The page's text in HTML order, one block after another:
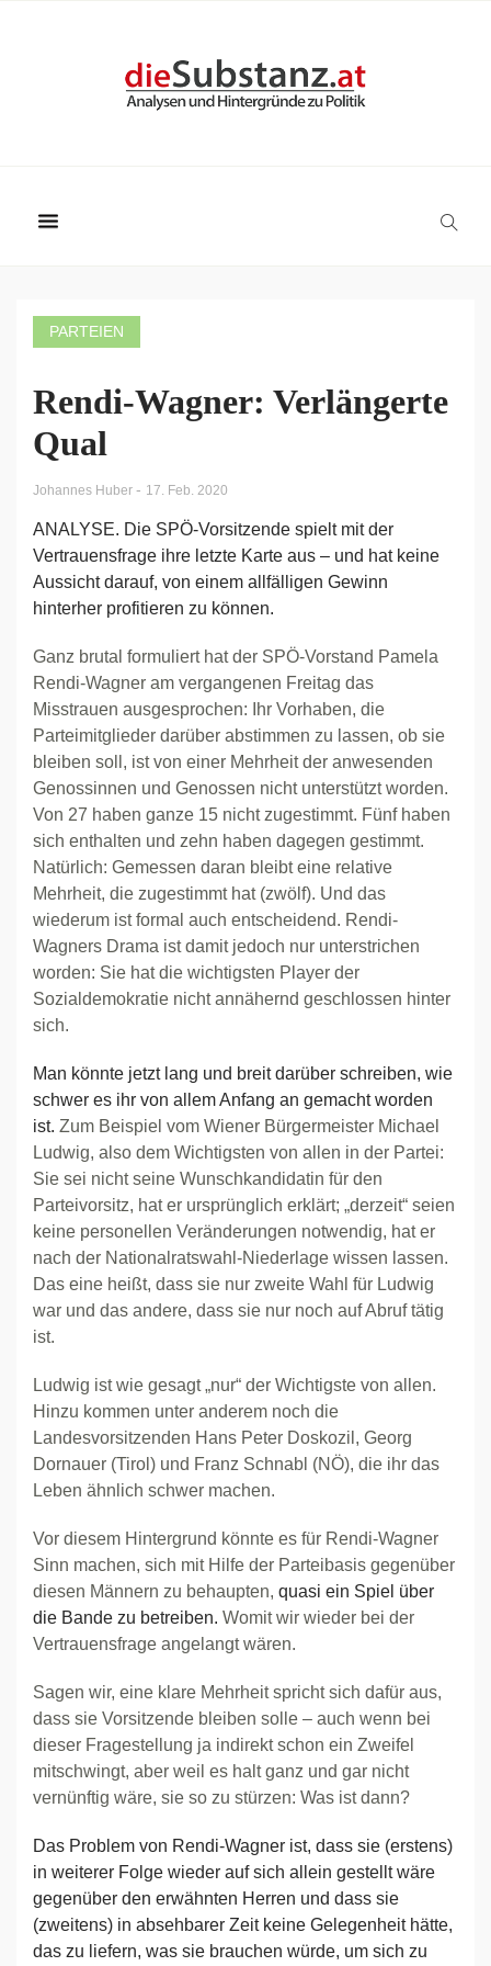
PARTEIEN
Rendi-Wagner: Verlängerte
Qual
Johannes Huber - 17. Feb. 2020
ANALYSE. Die SPÖ-Vorsitzende spielt mit der
Vertrauensfrage ihre letzte Karte aus – und hat keine
Aussicht darauf, von einem allfälligen Gewinn
hinterher profitieren zu können.
Ganz brutal formuliert hat der SPÖ-Vorstand Pamela
Rendi-Wagner am vergangenen Freitag das
Misstrauen ausgesprochen: Ihr Vorhaben, die
Parteimitglieder darüber abstimmen zu lassen, ob sie
bleiben soll, ist von einer Mehrheit der anwesenden
Genossinnen und Genossen nicht unterstützt worden.
Von 27 haben ganze 15 nicht zugestimmt. Fünf haben
sich enthalten und zehn haben dagegen gestimmt.
Natürlich: Gemessen daran bleibt eine relative
Mehrheit, die zugestimmt hat (zwölf). Und das
wiederum ist formal auch entscheidend. Rendi-
Wagners Drama ist damit jedoch nur unterstrichen
worden: Sie hat die wichtigsten Player der
Sozialdemokratie nicht annähernd geschlossen hinter
sich.
Man könnte jetzt lang und breit darüber schreiben, wie
schwer es ihr von allem Anfang an gemacht worden
ist. Zum Beispiel vom Wiener Bürgermeister Michael
Ludwig, also dem Wichtigsten von allen in der Partei:
Sie sei nicht seine Wunschkandidatin für den
Parteivorsitz, hat er ursprünglich erklärt; „derzeit“ seien
keine personellen Veränderungen notwendig, hat er
nach der Nationalratswahl-Niederlage wissen lassen.
Das eine heißt, dass sie nur zweite Wahl für Ludwig
war und das andere, dass sie nur noch auf Abruf tätig
ist.
Ludwig ist wie gesagt „nur“ der Wichtigste von allen.
Hinzu kommen unter anderem noch die
Landesvorsitzenden Hans Peter Doskozil, Georg
Dornauer (Tirol) und Franz Schnabl (NÖ), die ihr das
Leben ähnlich schwer machen.
Vor diesem Hintergrund könnte es für Rendi-Wagner
Sinn machen, sich mit Hilfe der Parteibasis gegenüber
diesen Männern zu behaupten, quasi ein Spiel über
die Bande zu betreiben. Womit wir wieder bei der
Vertrauensfrage angelangt wären.
Sagen wir, eine klare Mehrheit spricht sich dafür aus,
dass sie Vorsitzende bleiben solle – auch wenn bei
dieser Fragestellung ja indirekt schon ein Zweifel
mitschwingt, aber weil es halt ganz und gar nicht
vernünftig wäre, sie so zu stürzen: Was ist dann?
Das Problem von Rendi-Wagner ist, dass sie (erstens)
in weiterer Folge wieder auf sich allein gestellt wäre
gegenüber den erwähnten Herren und dass sie
(zweitens) in absehbarer Zeit keine Gelegenheit hätte,
das zu liefern, was sie brauchen würde, um sich zu